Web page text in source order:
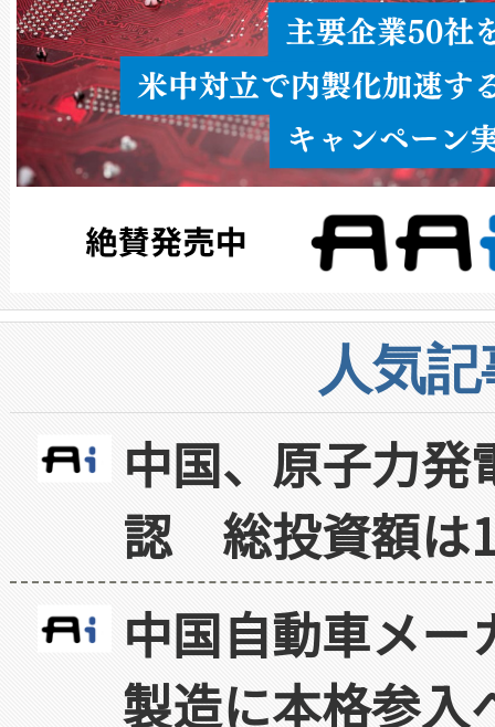
人気
中国、原子力
認 総投資額は
中国自動車メ
製造に本格参入